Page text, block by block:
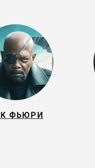
ФЬЮРИ